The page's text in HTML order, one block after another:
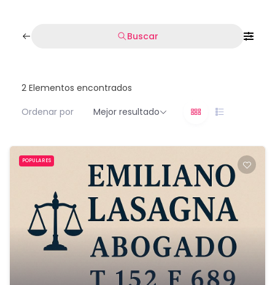
Buscar
2 Elementos encontrados
Ordenar por
Mejor resultado
POPULARES